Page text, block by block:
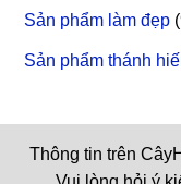
Sản phẩm làm đẹp
Sản phẩm thánh
Thông tin trên